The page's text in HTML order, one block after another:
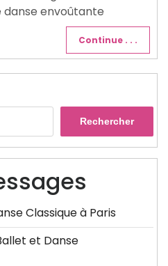
danse envoûtante
Continue . . .
Rechercher
Classique à Paris
et Danse